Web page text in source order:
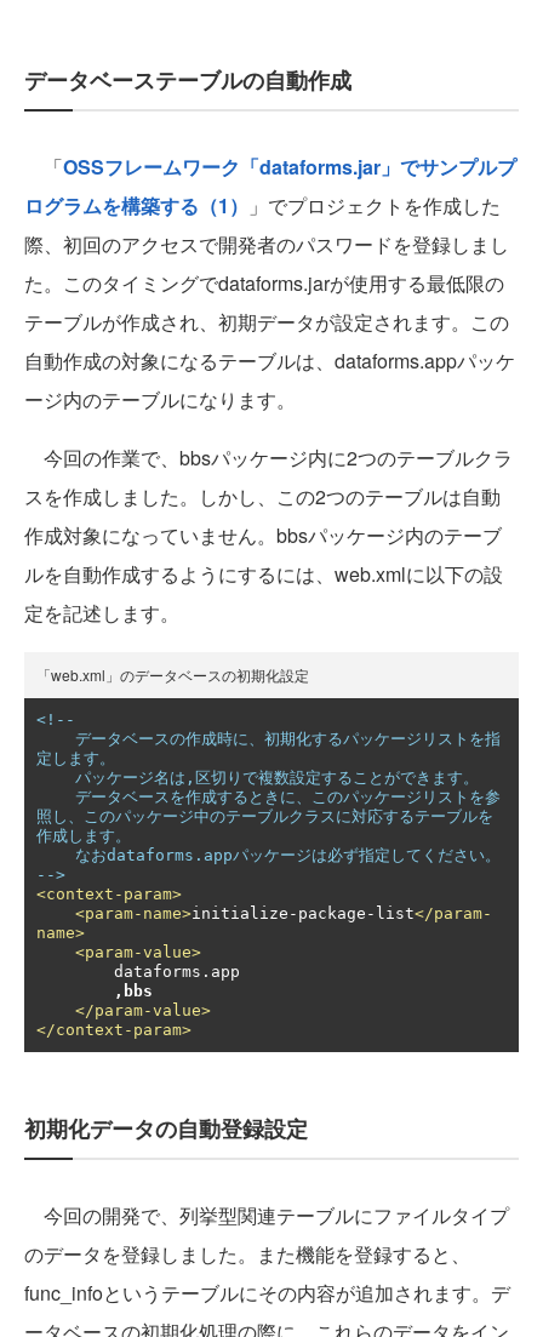
データベーステーブルの自動作成
「OSSフレームワーク「dataforms.jar」でサンプルプ
ログラムを構築する（1）
」でプロジェクトを作成した
際、初回のアクセスで開発者のパスワードを登録しまし
た。このタイミングでdataforms.jarが使用する最低限の
テーブルが作成され、初期データが設定されます。この
自動作成の対象になるテーブルは、dataforms.appパッケ
ージ内のテーブルになります。
今回の作業で、bbsパッケージ内に2つのテーブルクラ
スを作成しました。しかし、この2つのテーブルは自動
作成対象になっていません。bbsパッケージ内のテーブ
ルを自動作成するようにするには、web.xmlに以下の設
定を記述します。
「web.xml」のデータベースの初期化設定
<!--
定します。
照し、このパッケージ中のテーブルクラスに対応するテーブルを
作成します。
-->
<context-param>
<param-name>initialize-package-list</param-
name>
<param-value>
,bbs
</param-value>
</context-param>
初期化データの自動登録設定
今回の開発で、列挙型関連テーブルにファイルタイプ
のデータを登録しました。また機能を登録すると、
func_infoというテーブルにその内容が追加されます。デ